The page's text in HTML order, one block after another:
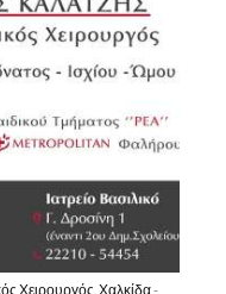
Χειρουργός, Χαλκίδα -